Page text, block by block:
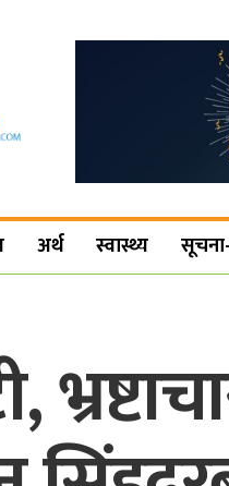
अर्थ स्वास्थ्य सूचना-